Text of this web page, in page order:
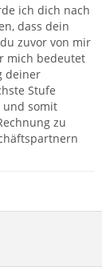
ich dich nach
dass dein
zuvor von mir
mich bedeutet
deiner
Stufe
und somit
zu